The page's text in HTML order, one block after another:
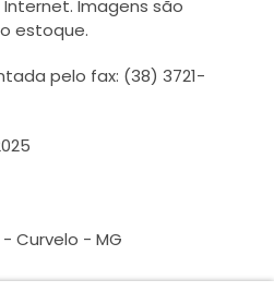
Imagens são
estoque.
pelo fax: (38) 3721-
- Curvelo - MG